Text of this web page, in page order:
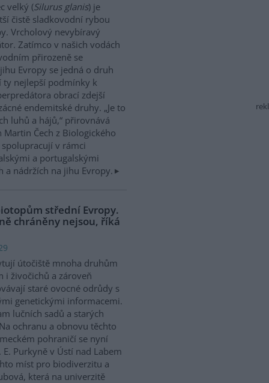
velký (Silurus glanis) je
čistě sladkovodní rybou
Vrcholový nevybíravý
Zatímco v našich vodách
přirozeně se
Evropy se jedná o druh
ty nejlepší podmínky k
obrací zdejší
endemitské druhy. „Je to
luhů a hájů,“ přirovnává
Čech z Biologického
spolupracují v rámci
a portugalskými
a nádržích na jihu Evropy.
střední Evropy.
chráněny nejsou, říká
útočiště mnoha druhům
i živočichů a zároveň
staré ovocné odrůdy s
genetickými informacemi.
lučních sadů a starých
ochranu a obnovu těchto
pohraničí se nyní
Purkyně v Ústí nad Labem
míst pro biodiverzitu a
která na univerzitě